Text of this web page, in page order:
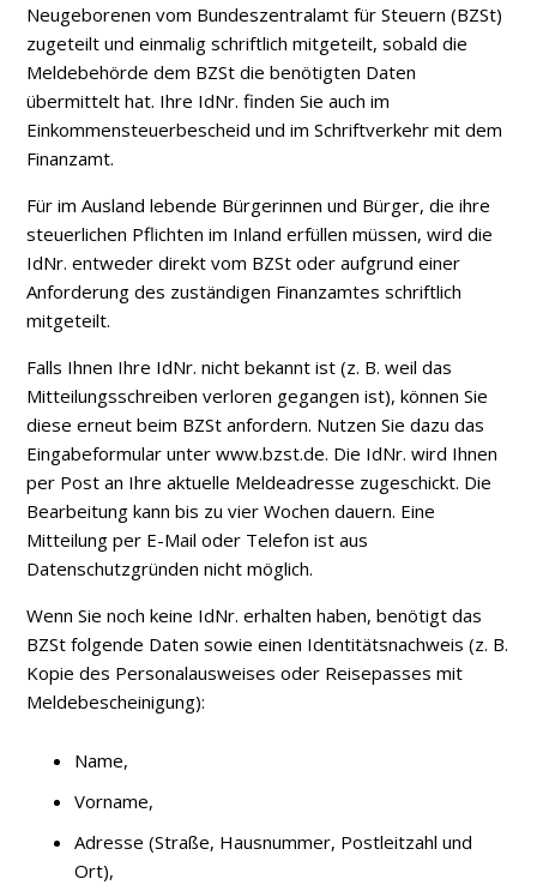
Neugeborenen vom Bundeszentralamt für Steuern (BZSt)
zugeteilt und einmalig schriftlich mitgeteilt, sobald die
Meldebehörde dem BZSt die benötigten Daten
übermittelt hat. Ihre IdNr. finden Sie auch im
Einkommensteuerbescheid und im Schriftverkehr mit dem
Finanzamt.
Für im Ausland lebende Bürgerinnen und Bürger, die ihre
steuerlichen Pflichten im Inland erfüllen müssen, wird die
IdNr. entweder direkt vom BZSt oder aufgrund einer
Anforderung des zuständigen Finanzamtes schriftlich
mitgeteilt.
Falls Ihnen Ihre IdNr. nicht bekannt ist (z. B. weil das
Mitteilungsschreiben verloren gegangen ist), können Sie
diese erneut beim BZSt anfordern. Nutzen Sie dazu das
Eingabeformular unter www.bzst.de. Die IdNr. wird Ihnen
per Post an Ihre aktuelle Meldeadresse zugeschickt. Die
Bearbeitung kann bis zu vier Wochen dauern. Eine
Mitteilung per E-Mail oder Telefon ist aus
Datenschutzgründen nicht möglich.
Wenn Sie noch keine IdNr. erhalten haben, benötigt das
BZSt folgende Daten sowie einen Identitätsnachweis (z. B.
Kopie des Personalausweises oder Reisepasses mit
Meldebescheinigung):
Name,
Vorname,
Adresse (Straße, Hausnummer, Postleitzahl und
Ort),